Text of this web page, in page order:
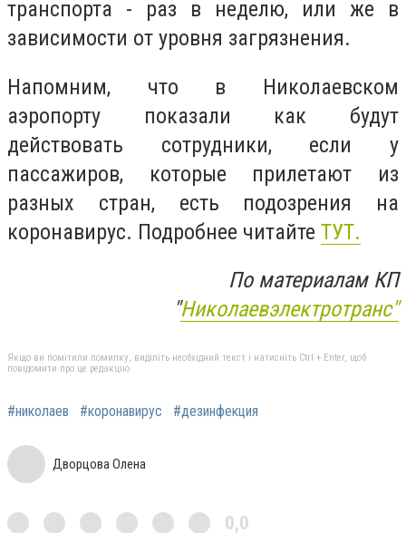
транспорта - раз в неделю, или же в
зависимости от уровня загрязнения.
Напомним, что в Николаевском
аэропорту показали как будут
действовать сотрудники, если у
пассажиров, которые прилетают из
разных стран, есть подозрения на
коронавирус. Подробнее читайте ТУТ.
По материалам КП
"Николаевэлектротранс"
Якщо ви помітили помилку, виділіть необхідний текст і натисніть Ctrl + Enter, щоб
повідомити про це редакцію
#николаев #коронавирус #дезинфекция
Дворцова Олена
0,0